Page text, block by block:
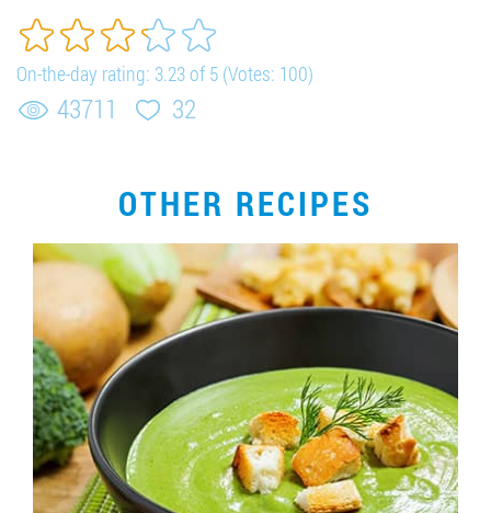
On-the-day rating: 3.23of 5 (Votes: 100)
43711 32
OTHER RECIPES